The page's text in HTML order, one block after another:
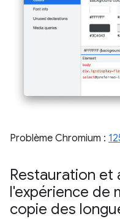
Problème Chromium :
Restauration et
l'expérience de
copie des